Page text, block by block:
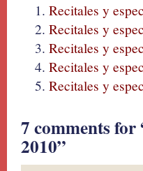
Recitales y
Recitales y
Recitales y
Recitales y
Recitales y
7 comments for
2010”